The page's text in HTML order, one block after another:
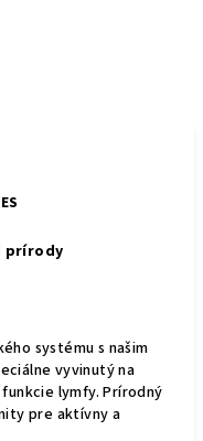
prírody
systému s našim
vyvinutý na
lymfy. Prírodný
pre aktívny a